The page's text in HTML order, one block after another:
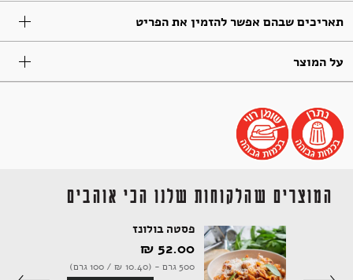
תאריכים שבהם אפשר להזמין את הפריט
על המוצר
המוצרים שהלקוחות שלנו הכי אוהבים
פסטה בולונז
52.00 ‏₪
500 גרם - (10.40 ‏₪ / 100 גרם)
ארוחות שלמות
מגשי אירוח מתוקים
להשלמת האירוח
תבלינים
ממרחים מתוקים, שוקולד וממתקים
קפה ותה
ביצים וחלב
אלכוהול ותזקיקים
חדר רחצה
טקסטיל
סלים ותיקים
נרות וריחות